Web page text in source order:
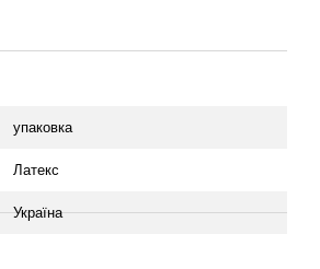
упаковка
Латекс
Україна